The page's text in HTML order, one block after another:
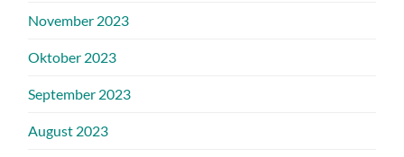
November 2023
Oktober 2023
September 2023
August 2023